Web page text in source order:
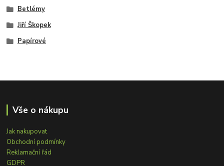
Betlémy
Jiří Škopek
Papírové
Vše o nákupu
Jak nakupovat
Obchodní podmínky
Reklamační řád
GDPR